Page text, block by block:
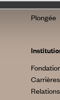
Plongée
Carrières